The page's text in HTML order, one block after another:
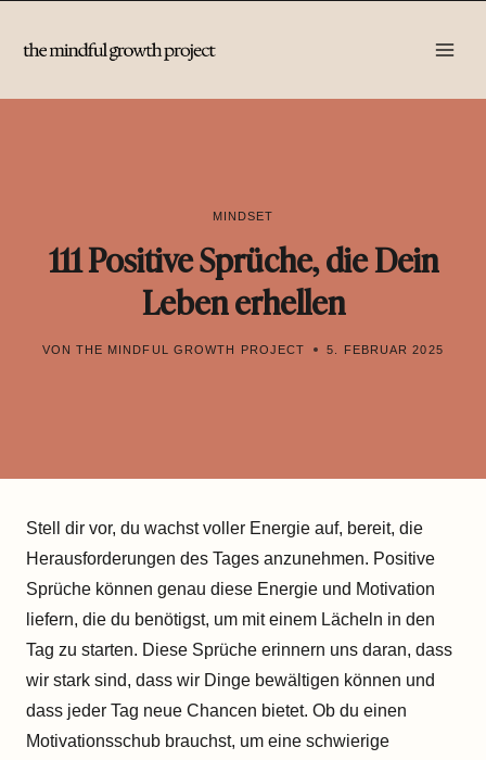
Inhalt
MINDSET
111 Positive Sprüche, die Dein
Leben erhellen
VON THE MINDFUL GROWTH PROJECT 5. FEBRUAR 2025
Stell dir vor, du wachst voller Energie auf, bereit, die
Herausforderungen des Tages anzunehmen. Positive
Sprüche können genau diese Energie und Motivation
liefern, die du benötigst, um mit einem Lächeln in den
Tag zu starten. Diese Sprüche erinnern uns daran, dass
wir stark sind, dass wir Dinge bewältigen können und
dass jeder Tag neue Chancen bietet. Ob du einen
Motivationsschub brauchst, um eine schwierige